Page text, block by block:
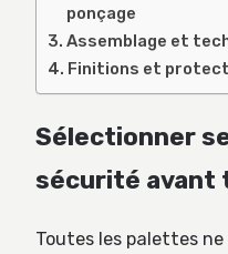
ponçage
Assemblage et
Finitions et
Sélectionner
sécurité avant
Toutes les palettes